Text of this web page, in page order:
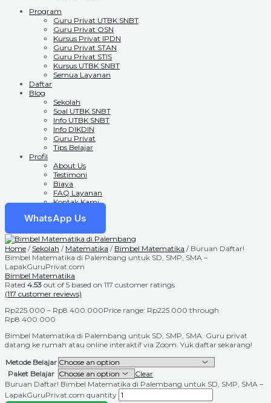
Program
Guru Privat UTBK SNBT
Guru Privat OSN
Kursus Privat IPDN
Guru Privat STAN
Guru Privat STIS
Kursus UTBK SNBT
Semua Layanan
Daftar
Blog
Sekolah
Soal UTBK SNBT
Info UTBK SNBT
Info DIKDIN
Guru Privat
Tips Belajar
Profil
About Us
Testimoni
Biaya
FAQ Layanan
Kontak Kami
WhatsApp Us
Home / Sekolah / Matematika / Bimbel Matematika / Buruan Daftar!
Bimbel Matematika di Palembang untuk SD, SMP, SMA –
LapakGuruPrivat.com
Bimbel Matematika
Rated 4.53 out of 5 based on 117 customer ratings
(117 customer reviews)
Rp225.000 – Rp8.400.000Price range: Rp225.000 through
Rp8.400.000
Bimbel Matematika di Palembang untuk SD, SMP, SMA. Guru privat
datang ke rumah atau online interaktif via Zoom. Yuk daftar sekarang!
Metode Belajar
Paket Belajar
Clear
Buruan Daftar! Bimbel Matematika di Palembang untuk SD, SMP, SMA –
LapakGuruPrivat.com quantity